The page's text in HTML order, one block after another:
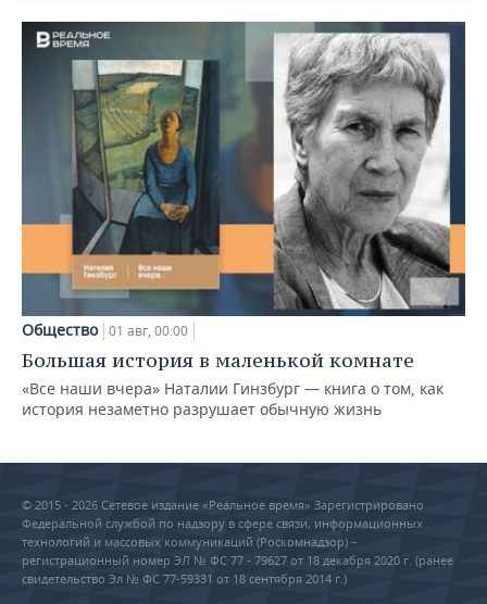
Общество 01 авг, 00:00
Большая история в маленькой комнате
«Все наши вчера» Наталии Гинзбург — книга о том, как
история незаметно разрушает обычную жизнь
© 2015 - 2026 Сетевое издание «Реальное время» Зарегистрировано
Федеральной службой по надзору в сфере связи, информационных
технологий и массовых коммуникаций (Роскомнадзор) –
регистрационный номер ЭЛ № ФС 77 - 79627 от 18 декабря 2020 г. (ранее
свидетельство Эл № ФС 77-59331 от 18 сентября 2014 г.)